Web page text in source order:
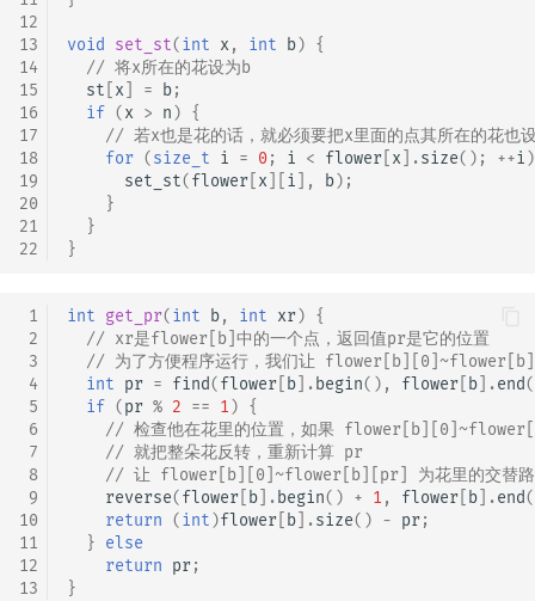
12
13
14
15
16
17
18
19
20
21
22
void set_st(int x, int b) {
// 将x所在的花设为b
st x = b;
if (x > n) {
// 若x也是花的话，就必须要把x里面的点其所在的花也
for (size_t i = 0; i < flower x ].size(); ++i)
set_st(flower x i ], b);
}
}
}
1
2
3
4
5
6
7
8
9
10
11
12
13
int get_pr(int b, int xr) {
// xr是flower[b]中的一个点，返回值pr是它的位置
// 为了方便程序运行，我们让
int pr = find(flower b ]. begin(), flower b ].end
if (pr % 2 == 1) {
// 检查他在花里的位置，如果
// 就把整朵花反转，重新计算 pr
// 让 flower[b][0]~flower[b][pr] 为花里的交替路
reverse(flower b ]. begin() + 1 , flower b ].end
return (int)flower b ].size() - pr;
} else
return pr;
}